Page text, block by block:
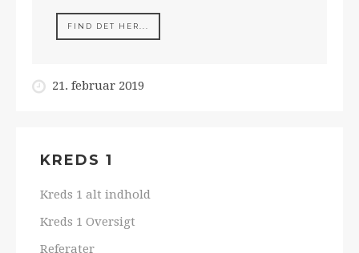
FIND DET HER...
21. februar 2019
KREDS 1
Kreds 1 alt indhold
Kreds 1 Oversigt
Referater